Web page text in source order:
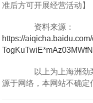
准后方可开展经营活动】
资料来源：
https://
以上为上海洲劲
源于网络，本网站不确定